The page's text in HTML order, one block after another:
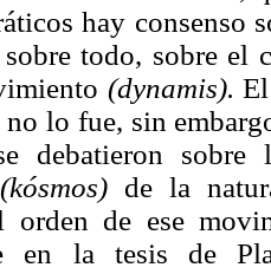
hay consenso
todo, sobre el
(dynamis).
lo fue, sin
debatieron
(kósmos)de la
orden de ese
en la tesis de